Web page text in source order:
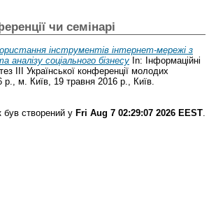
чи семінарі
інструментів інтернет-мережі з
соціального бізнесу In: Інформаційні
ІІІ Української конференції молодих
р., м. Київ, 19 травня 2016 р., Київ.
був створений у Fri Aug 7 02:29:07 2026 EEST